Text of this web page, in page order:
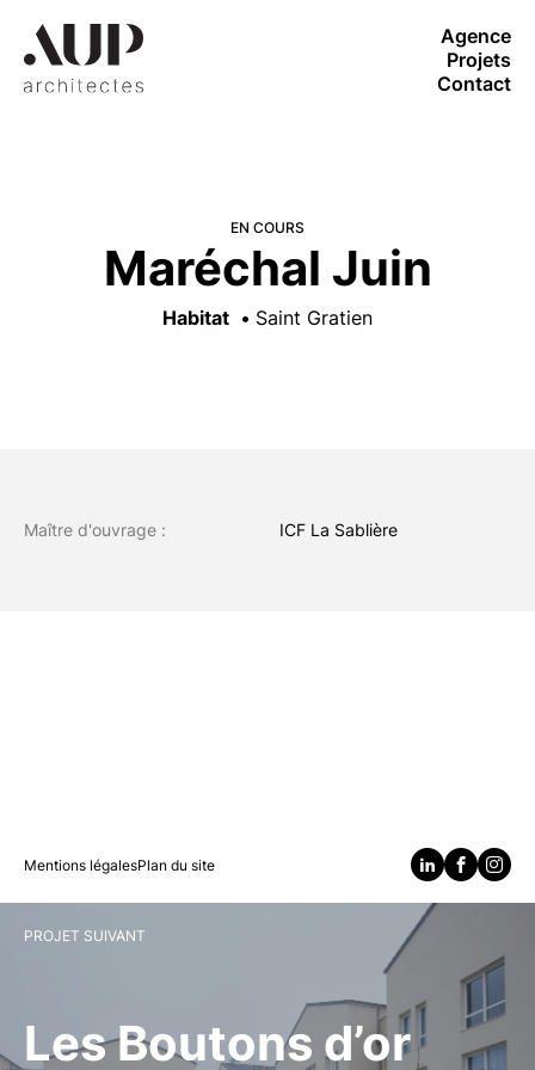
Agence
Projets
Contact
EN COURS
Maréchal Juin
Habitat Saint Gratien
Maître d'ouvrage : ICF La Sablière
Mentions légalesPlan du site
PROJET SUIVANT
Les Boutons d’or